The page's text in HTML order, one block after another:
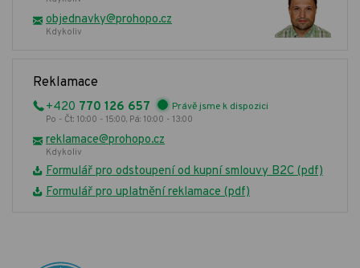
objednavky@prohopo.cz
Kdykoliv
Reklamace
+420 770 126 657 Právě jsme k dispozici
Po - Čt: 10:00 - 15:00, Pá: 10:00 - 13:00
reklamace@prohopo.cz
Kdykoliv
Formulář pro odstoupení od kupní smlouvy B2C (pdf)
Formulář pro uplatnění reklamace (pdf)